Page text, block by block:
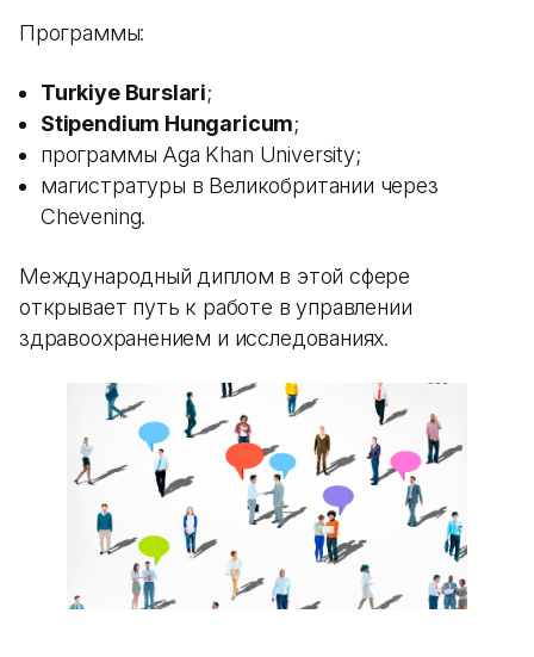
Программы:
Turkiye Burslari;
Stipendium Hungaricum;
программы Aga Khan University;
магистратуры в Великобритании через
Chevening.
Международный диплом в этой сфере
открывает путь к работе в управлении
здравоохранением и исследованиях.